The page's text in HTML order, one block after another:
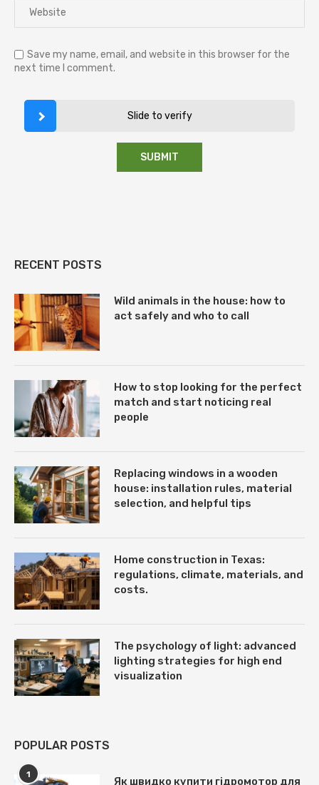
Save my name, email, and website in this browser for the
next time I comment.
Slide to verify
RECENT POSTS
Wild animals in the house: how to
act safely and who to call
How to stop looking for the perfect
match and start noticing real
people
Replacing windows in a wooden
house: installation rules, material
selection, and helpful tips
Home construction in Texas:
regulations, climate, materials, and
costs.
The psychology of light: advanced
lighting strategies for high end
visualization
POPULAR POSTS
1
Як швидко купити гідромотор для